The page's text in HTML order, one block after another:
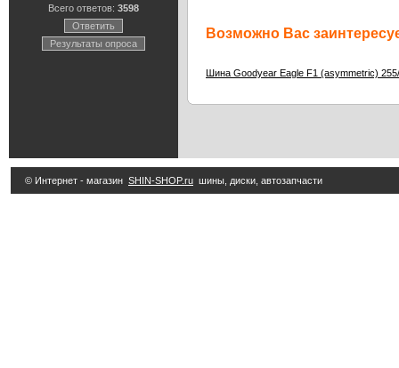
Всего ответов: 3598
Ответить
Результаты опроса
Возможно Вас
Шина Goodyear Eagle F1 (asymmetric)
© Интернет - магазин SHIN-SHOP.ru шины, диски, автозапчасти